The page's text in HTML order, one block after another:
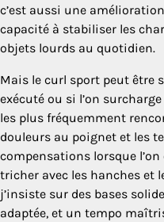
c’est aussi une
capacité à stabiliser les
objets lourds au quotidien.
Mais le curl sport peut être
exécuté ou si l’on
les plus fréquemment
douleurs au poignet et les
compensations lorsque
tricher avec les hanches et
j’insiste sur des bases
adaptée, et un tempo